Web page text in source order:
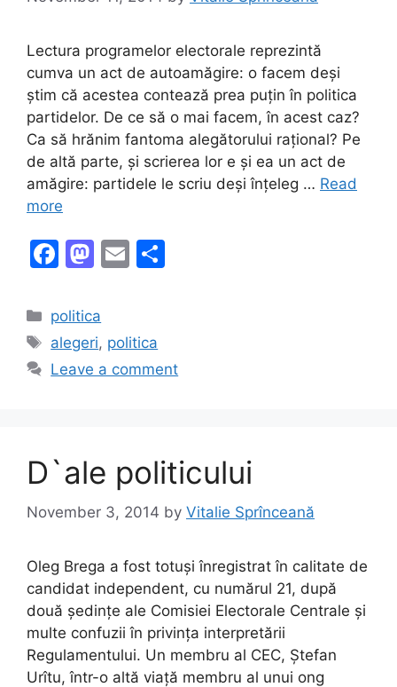
Lectura programelor electorale reprezintă
cumva un act de autoamăgire: o facem deși
știm că acestea contează prea puțin în politica
partidelor. De ce să o mai facem, în acest caz?
Ca să hrănim fantoma alegătorului rațional? Pe
de altă parte, și scrierea lor e și ea un act de
amăgire: partidele le scriu deși înțeleg … Read
more
F
c
e
b
M
st
o
d
E
l
Categories
politica
Tags
alegeri, politica
Leave a comment
D`ale politicului
November 3, 2014 by Vitalie Sprînceană
Oleg Brega a fost totuși înregistrat în calitate de
candidat independent, cu numărul 21, după
două ședințe ale Comisiei Electorale Centrale și
multe confuzii în privința interpretării
Regulamentului. Un membru al CEC, Ștefan
Urîtu, într-o altă viață membru al unui ong